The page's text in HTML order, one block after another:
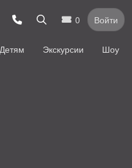
0 Войти
Детям Экскурсии Шоу